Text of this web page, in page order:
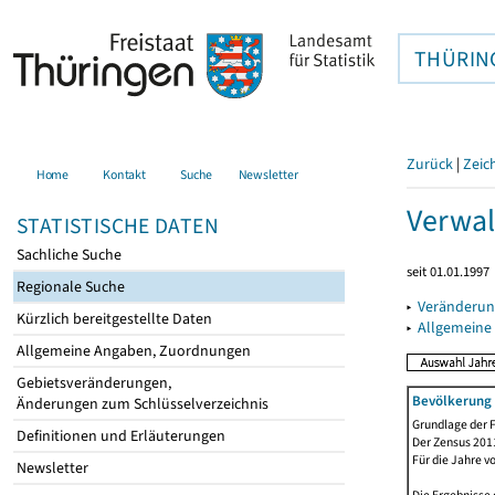
Home Kontakt Suche Newsletter
STATISTISCHE DATEN
Sachliche Suche
Regionale Suche
Kürzlich bereitgestellte Daten
Allgemeine Angaben, Zuordnungen
Gebietsveränderungen,
Änderungen zum Schlüsselverzeichnis
Definitionen und Erläuterungen
Newsletter
Zurück |
seit 01.01.1997
▸
▸
Grundlage der
Der Zensus
Für die Jahre